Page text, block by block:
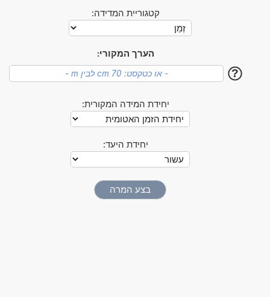
קטגוריית המדידה:
הערך המקורי:
?
יחידת המידה המקורית:
יחידת היעד: